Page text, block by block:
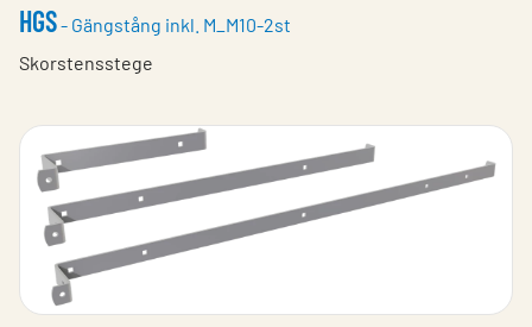
HGS- Gängstång inkl. M_M10-2st
Skorstensstege